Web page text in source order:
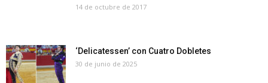
14 de octubre de 2017
‘Delicatessen’ con Cuatro Dobletes
30 de junio de 2025